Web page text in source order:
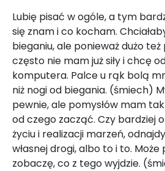
Lubię pisać w ogóle, a tym
się znam i co kocham.
bieganiu, ale ponieważ dużo
często nie mam już siły i chcę
komputera. Palce u rąk bolą
niż nogi od biegania. (śmiech)
pewnie, ale pomysłów mam
od czego zacząć. Czy bardziej
życiu i realizacji marzeń,
własnej drogi, albo to i to.
zobaczę, co z tego wyjdzie.